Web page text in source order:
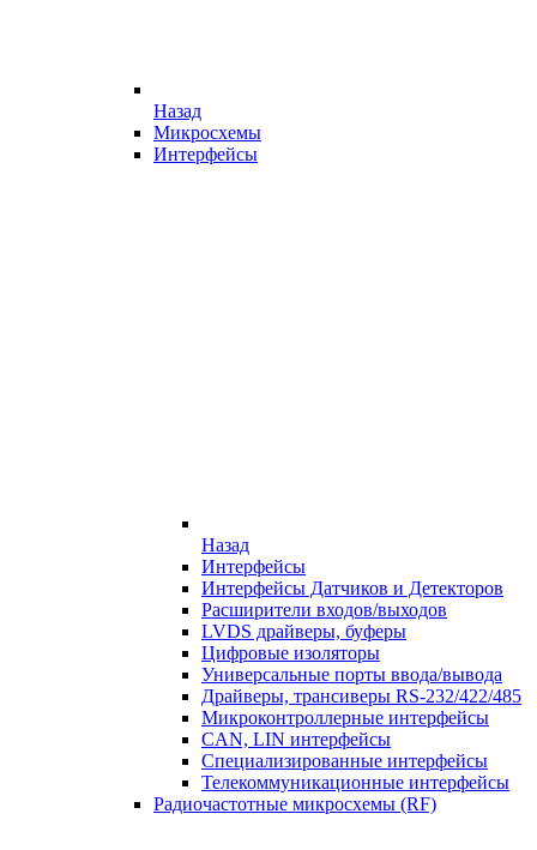
Назад
Микросхемы
Интерфейсы
Назад
Интерфейсы
Интерфейсы Датчиков и Детекторов
Расширители входов/выходов
LVDS драйверы, буферы
Цифровые изоляторы
Универсальные порты ввода/вывода
Драйверы, трансиверы RS-232/422/485
Микроконтроллерные интерфейсы
CAN, LIN интерфейсы
Специализированные интерфейсы
Телекоммуникационные интерфейсы
Радиочастотные микросхемы (RF)